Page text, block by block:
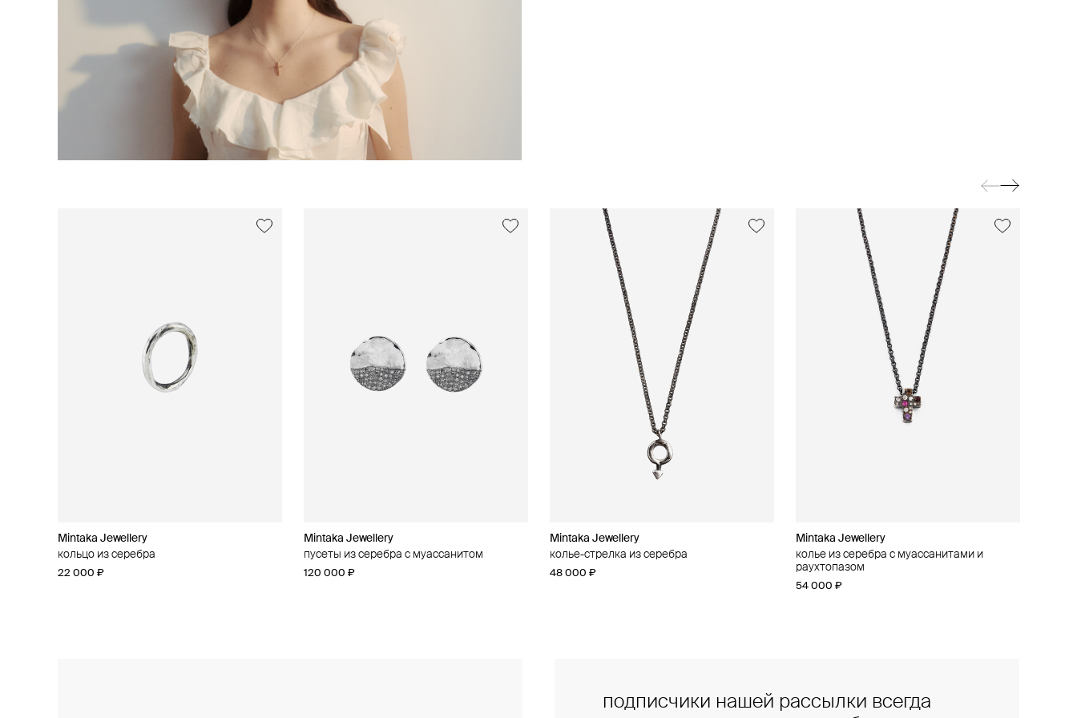
Mintaka Jewellery
кольцо из серебра
22 000 ₽
Mintaka Jewellery
пусеты из серебра с муассанитом
120 000 ₽
Mintaka Jewellery
колье-стрелка из серебра
48 000 ₽
Mintaka Jewellery
колье из серебра с муассанитами и
раухтопазом
54 000 ₽
Mintaka Jewellery
колье из серебра с муассанитом
28 000 ₽
Mintaka Jewellery
кольцо из серебра с муассанитом
48 000 ₽
Mintaka Jewellery
колье из серебра
28 000 ₽
подписчики нашей рассылки всегда